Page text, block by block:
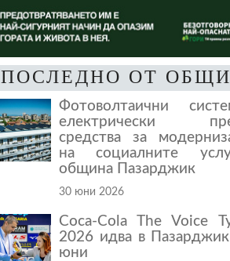
ПОСЛЕДНО ОТ
Фотоволтаични
електрически
средства за
на социалните
община Пазарджик
30 юни 2026
Coca-Cola The Voice
2026 идва в
юни